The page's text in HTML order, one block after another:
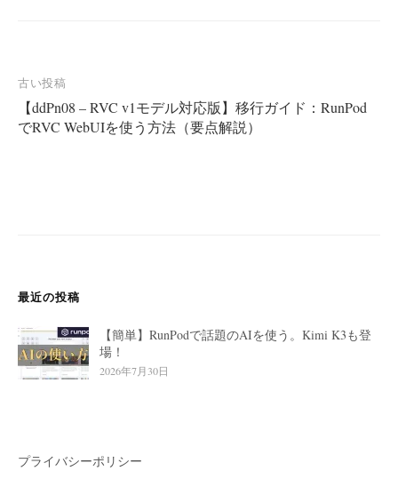
投
稿
ナ
ン
古い投稿
【ddPn08 – RVC v1モデル対応版】移行ガイド：RunPod
でRVC WebUIを使う方法（要点解説）
最近の投稿
【簡単】RunPodで話題のAIを使う。Kimi K3も登
場！
2026年7月30日
プライバシーポリシー